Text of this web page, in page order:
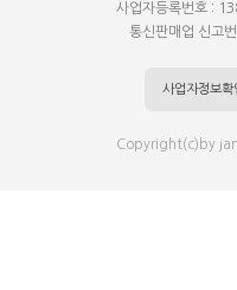
사업자등록번호 :
통신판매업 신고
사업자정보확
Copyright(c)by